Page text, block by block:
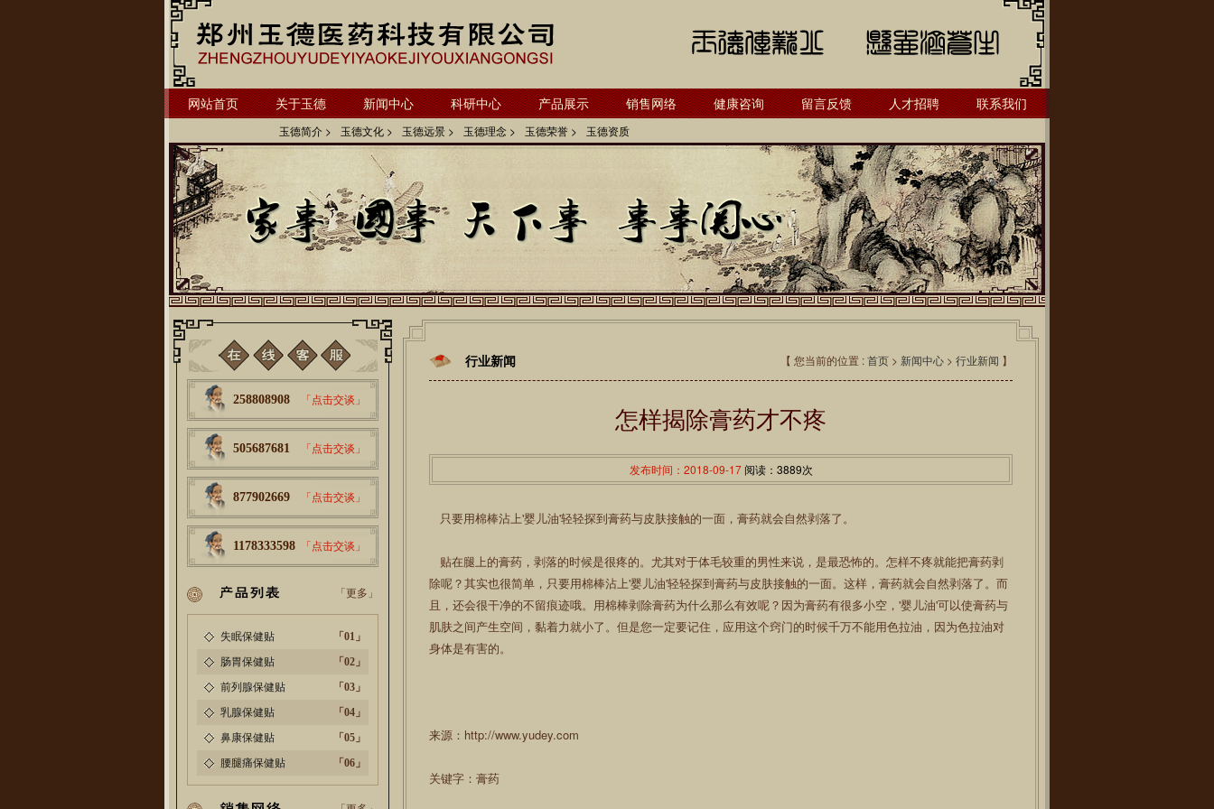
网站首页 关于玉德
玉德简介 > 玉德文化 > 玉德远景 > 玉德理念 > 玉德荣誉 > 玉德资质
新闻中心 科研中心 产品展示 销售网络 健康咨询 留言反馈 人才招聘 联系我们
行业新闻 【 您当前的位置 :首页 > 新闻中心 >行业新闻 】
怎样揭除膏药才不疼
发布时间：2018-09-17 阅读：3889次
只要用棉棒沾上'婴儿油'轻轻探到膏药与皮肤接触的一面，膏药就会自然剥落了。
贴在腿上的膏药，剥落的时候是很疼的。尤其对于体毛较重的男性来说，是最恐怖的。怎样不疼就能把膏药剥
除呢？其实也很简单，只要用棉棒沾上'婴儿油'轻轻探到膏药与皮肤接触的一面。这样，膏药就会自然剥落了。而
且，还会很干净的不留痕迹哦。用棉棒剥除膏药为什么那么有效呢？因为膏药有很多小空，'婴儿油'可以使膏药与
肌肤之间产生空间，黏着力就小了。但是您一定要记住，应用这个窍门的时候千万不能用色拉油，因为色拉油对
身体是有害的。
来源：http://www.yudey.com
关键字：膏药
258808908 「点击交谈」
505687681 「点击交谈」
877902669 「点击交谈」
1178333598 「点击交谈」
「更多」
失眠保健贴
「01」
肠胃保健贴
「02」
前列腺保健贴
「03」
乳腺保健贴
「04」
鼻康保健贴
「05」
腰腿痛保健贴
「06」